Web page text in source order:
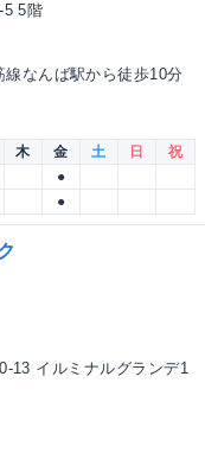
5 5階
なんば駅から徒歩10分
木 金 土 日
祝
●
●
13 イルミナルグランデ1